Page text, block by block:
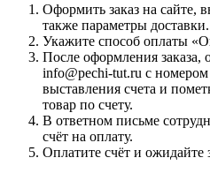
Оформить заказ на сайте,
также параметры доставки.
Укажите способ оплаты
После оформления заказа,
info@pechi-tut.ru с номером
выставления счета и
товар по счету.
В ответном письме
счёт на оплату.
Оплатите счёт и ожидайте